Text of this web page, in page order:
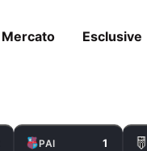
Mercato Esclusive
PAI 1